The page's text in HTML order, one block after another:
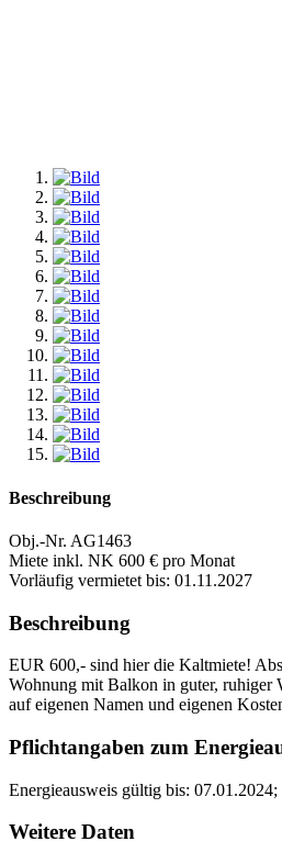
Beschreibung
Obj.-Nr. AG1463
Miete inkl. NK 600 € pro Monat
Vorläufig vermietet bis: 01.11.2027
Beschreibung
EUR 600,- sind hier die Kaltmiete!
Wohnung mit Balkon in guter, ruhiger
auf eigenen Namen und eigenen
Pflichtangaben zum
Energieausweis gültig bis:
Weitere Daten